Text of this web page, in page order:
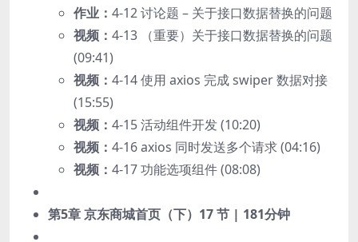
作业： 4-12 讨论题 – 关于接口数据替换的问题
视频： 4-13 （重要）关于接口数据替换的问题
(09:41)
视频： 4-14 使用 axios 完成 swiper 数据对接
(15:55)
视频： 4-15 活动组件开发 (10:20)
视频： 4-16 axios 同时发送多个请求 (04:16)
视频： 4-17 功能选项组件 (08:08)
第5章 京东商城首页（下） 17 节 | 181分钟